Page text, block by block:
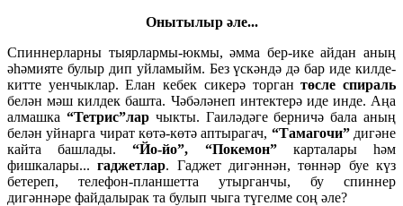
Онытылыр әле...
Спиннерларны тыярлармы-юкмы, әмма бер-ике айдан аның
әһәмияте булыр дип уйламыйм. Без үскәндә дә бар иде килде-
китте уенчыклар. Елан кебек сикерә торгантөсле спираль
белән мәш килдек башта. Чәбәләнеп интектерә иде инде. Аңа
алмашка “Тетрис”лар чыкты. Гаиләдәге берничә бала аның
белән уйнарга чират көтә-көтә аптырагач, “Тамагочи”дигәне
кайта башлады.“Йо-йо”, “Покемон” карталары һәм
фишкалары...гаджетлар. Гаджет дигәннән, төннәр буе күз
бетереп, телефон-планшетта утырганчы, бу спиннер
дигәннәре файдалырак та булып чыга түгелме соң әле?